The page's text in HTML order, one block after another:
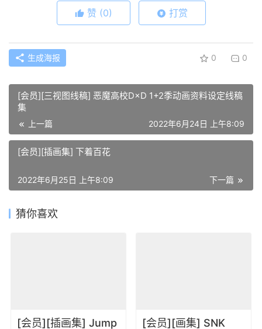
赞 (0) 打赏
生成海报 0 0
[会员][三视图线稿] 恶魔高校D×D 1+2季动画资料设定线稿
集
上一篇 2022年6月24日 上午8:09
[会员][插画集] 下着百花
下一篇
2022年6月25日 上午8:09
猜你喜欢
[会员][插画集] Jump
[会员][画集] SNK